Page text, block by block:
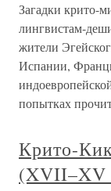
Загадки крито-
лингвистам-
жители
Испании,
попытках
Крито-
(XVII–XV